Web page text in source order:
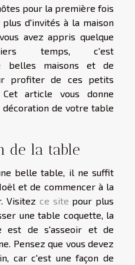
pour la première fois
d'invités à la maison
avez appris quelque
temps, c'est
belles maisons et de
profiter de ces petits
article vous donne
décoration de votre table
de la table
belle table, il ne suffit
et de commencer à la
Visitez ce site pour plus
une table coquette, la
est de s'asseoir et de
Pensez que vous devez
car c'est une façon de